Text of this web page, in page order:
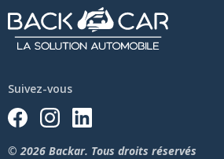
Suivez-vous
© 2026 Backar. Tous droits réservés